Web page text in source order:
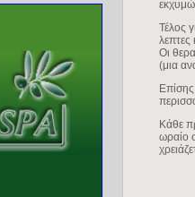
Τέλος
λεπτες
Οι
(μια
Κάθε
ωραίο